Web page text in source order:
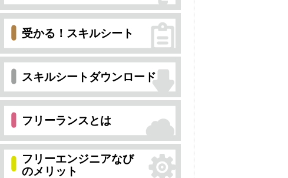
受かる！スキルシート
スキルシートダウンロード
フリーランスとは
フリーエンジニアなび
のメリット